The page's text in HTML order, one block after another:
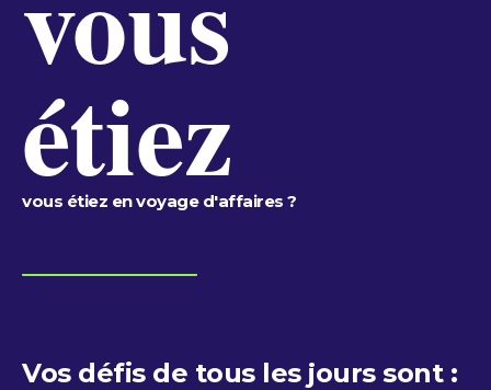
étiez
vous étiez en voyage d'affaires ?
Vos défis de tous les jours sont :